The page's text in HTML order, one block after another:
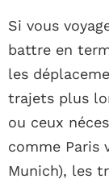
Si vous
battre en
les
trajets plus
ou ceux
comme Paris
Munich), les